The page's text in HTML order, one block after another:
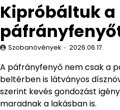
Kipróbáltuk a
Szobanövények 2026.06.17.
A páfrányfenyő nem csak a
beltérben is látványos
szerint kevés gondozást
maradnak a lakásban is.